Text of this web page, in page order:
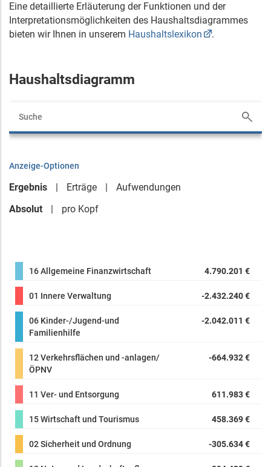
Eine detaillierte Erläuterung der Funktionen und der
Interpretationsmöglichkeiten des Haushaltsdiagrammes
bieten wir Ihnen in unserem Haushaltslexikon .
Haushaltsdiagramm
Anzeige-Optionen
Ergebnis Erträge
Aufwendungen
Absolut
pro Kopf
16 Allgemeine Finanzwirtschaft 4.790.201 €
01 Innere Verwaltung -2.432.240 €
06 Kinder-/Jugend-und
Familienhilfe
-2.042.011 €
12 Verkehrsflächen und -anlagen/
ÖPNV
-664.932 €
11 Ver- und Entsorgung 611.983 €
15 Wirtschaft und Tourismus 458.369 €
02 Sicherheit und Ordnung -305.634 €